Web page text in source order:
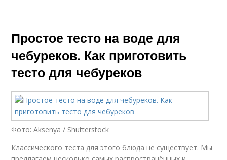
Простое тесто на воде для
чебуреков. Как приготовить
тесто для чебуреков
Фото: Aksenya / Shutterstock
Классического теста для этого блюда не существует. Мы